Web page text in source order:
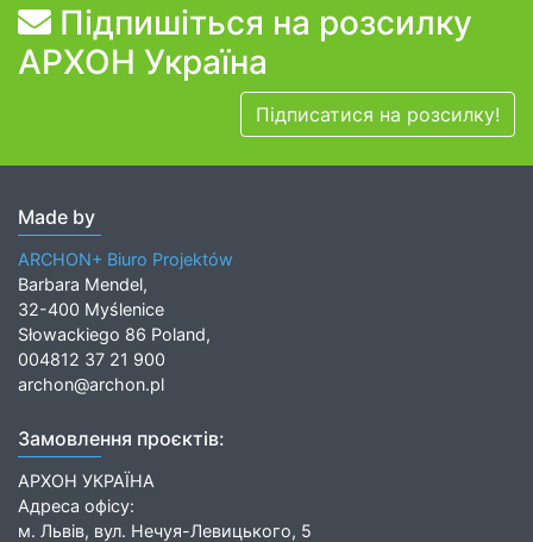
Підпишіться на розсилку
АРХОН Україна
Підписатися на розсилку!
Made by
ARCHON+ Biuro Projektów
Barbara Mendel,
32-400 Myślenice
Słowackiego 86 Poland,
004812 37 21 900
archon@archon.pl
Замовлення проєктів:
АРХОН УКРАЇНА
Адреса офісу:
м. Львів, вул. Нечуя-Левицького, 5